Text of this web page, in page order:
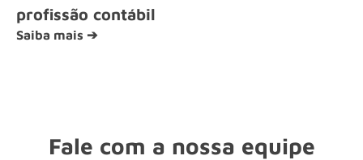
profissão contábil
Saiba mais ➔
Fale com a nossa equipe